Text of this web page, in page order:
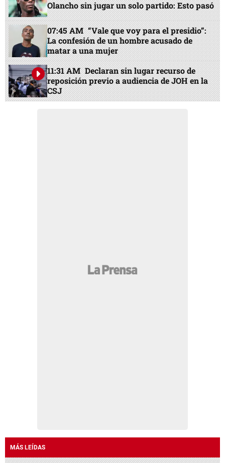
Olancho sin jugar un solo partido: Esto pasó
07:45 AM “Vale que voy para el presidio”:
La confesión de un hombre acusado de
matar a una mujer
11:31 AM Declaran sin lugar recurso de
reposición previo a audiencia de JOH en la
CSJ
MÁS LEÍDAS